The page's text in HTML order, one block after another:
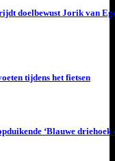
doelbewust Jorik van
tijdens het fietsen
‘Blauwe driehoek